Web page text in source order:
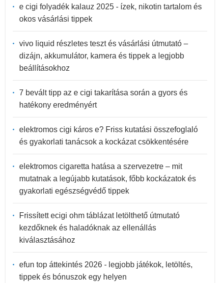
e cigi folyadék kalauz 2025 - ízek, nikotin tartalom és
okos vásárlási tippek
vivo liquid részletes teszt és vásárlási útmutató –
dizájn, akkumulátor, kamera és tippek a legjobb
beállításokhoz
7 bevált tipp az e cigi takarítása során a gyors és
hatékony eredményért
elektromos cigi káros e? Friss kutatási összefoglaló
és gyakorlati tanácsok a kockázat csökkentésére
elektromos cigaretta hatása a szervezetre – mit
mutatnak a legújabb kutatások, főbb kockázatok és
gyakorlati egészségvédő tippek
Frissített ecigi ohm táblázat letölthető útmutató
kezdőknek és haladóknak az ellenállás
kiválasztásához
efun top áttekintés 2026 - legjobb játékok, letöltés,
tippek és bónuszok egy helyen